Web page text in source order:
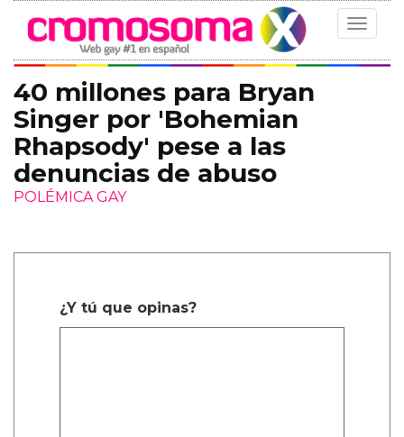
Toggle
40 millones para Bryan
Singer por 'Bohemian
Rhapsody' pese a las
denuncias de abuso
POLÉMICA GAY
¿Y tú que opinas?